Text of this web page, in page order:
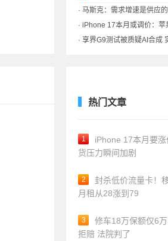
· 马斯克：需求增速是供应
· iPhone 17本月或调价：
· 享界G9测试被质疑AI合成
热门文章
1
iPhone 17本月要
货压力瞬间加剧
2
封杀低价流量卡！
月租从28涨到79
3
修车18万保额仅6
拒赔 法院判了